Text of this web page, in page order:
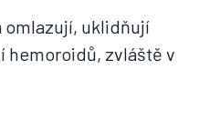
omlazují, uklidňují
hemoroidů, zvláště v